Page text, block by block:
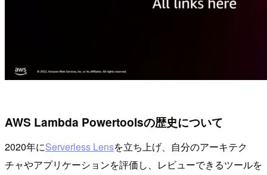
AWS Lambda Powertoolsの歴史について
2020年にServerless Lensを立ち上げ、自分のアーキテク
チャやアプリケーションを評価し、レビューできるツールを